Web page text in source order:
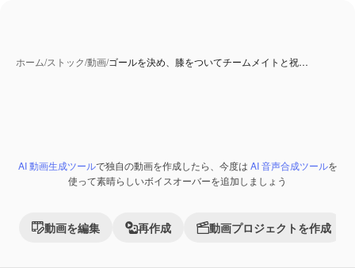
ホーム/ストック/動画/ゴールを決め、膝をついてチームメイトと祝…
AI 動画生成ツールで独自の動画を作成したら、今度は AI 音声合成ツールを
使って素晴らしいボイスオーバーを追加しましょう
動画を編集 再作成 動画プロジェクトを作成